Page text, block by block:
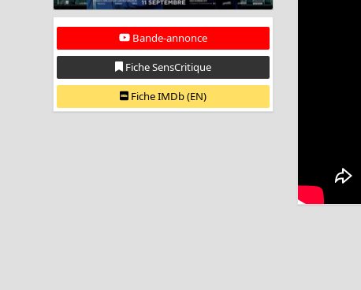
Bande-annonce
Fiche SensCritique
Fiche IMDb (EN)